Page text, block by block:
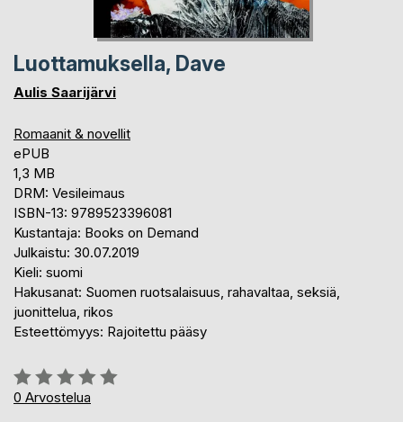
Luottamuksella, Dave
Aulis Saarijärvi
Romaanit & novellit
ePUB
1,3 MB
DRM: Vesileimaus
ISBN-13: 9789523396081
Kustantaja: Books on Demand
Julkaistu: 30.07.2019
Kieli: suomi
Hakusanat: Suomen ruotsalaisuus, rahavaltaa, seksiä,
juonittelua, rikos
Esteettömyys: Rajoitettu pääsy
Arvostelu::
0%
0 Arvostelua